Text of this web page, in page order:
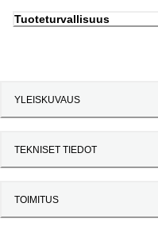
Tuoteturvallisuus
YLEISKUVAUS
TEKNISET TIEDOT
TOIMITUS